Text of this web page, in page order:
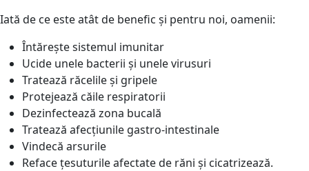
Iată de ce este atât de benefic și pentru noi, oamenii:
Întărește sistemul imunitar
Ucide unele bacterii și unele virusuri
Tratează răcelile și gripele
Protejează căile respiratorii
Dezinfectează zona bucală
Tratează afecțiunile gastro-intestinale
Vindecă arsurile
Reface țesuturile afectate de răni și cicatrizează.